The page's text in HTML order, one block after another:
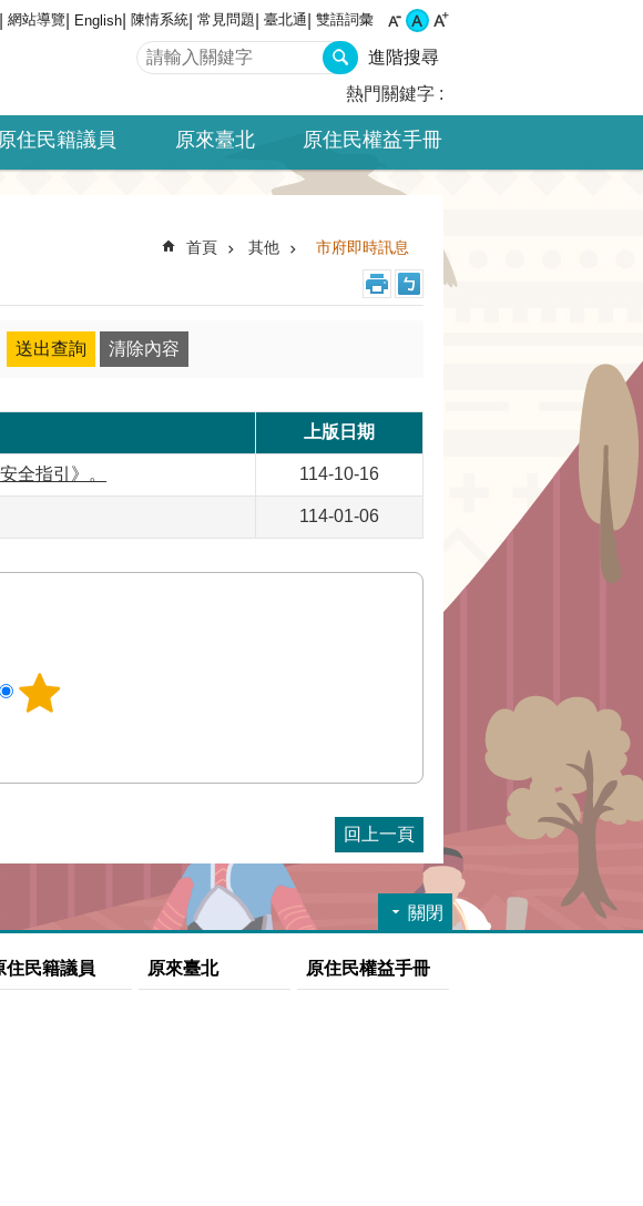
網站導覽 English 陳情系統 常見問題 臺北通 雙語詞彙
進階搜尋
熱門關鍵字
原住民籍議員 原來臺北 原住民權益手冊
首頁 其他 市府即時訊息
上版日期
全指引》。 114-10-16
114-01-06
回上一頁
關閉
住民籍議員 原來臺北 原住民權益手冊